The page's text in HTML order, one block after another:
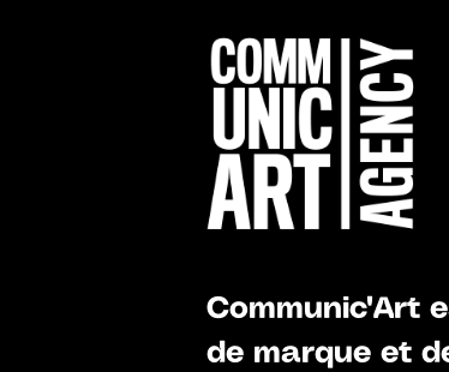
Communic'Art
de marque et